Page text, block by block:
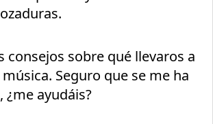
consejos sobre qué llevaros a
Seguro que se me ha
¿me ayudáis?